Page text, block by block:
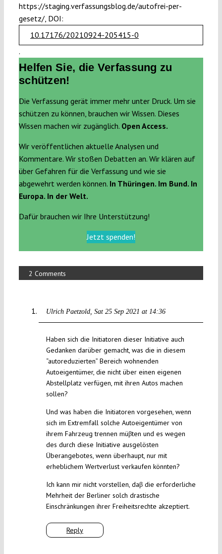
https://staging.verfassungsblog.de/autofrei-per-
gesetz/, DOI:
10.17176/20210924-205415-0
.
Helfen Sie, die Verfassung zu
schützen!
Die Verfassung gerät immer mehr unter Druck. Um sie
schützen zu können, brauchen wir Wissen. Dieses
Wissen machen wir zugänglich. Open Access.
Wir veröffentlichen aktuelle Analysen und
Kommentare. Wir stoßen Debatten an. Wir klären auf
über Gefahren für die Verfassung und wie sie
abgewehrt werden können. In Thüringen. Im Bund. In
Europa. In der Welt.
Dafür brauchen wir Ihre Unterstützung!
Jetzt spenden!
2 Comments
Ulrich Paetzold Sat 25 Sep 2021 at 14:36
Reply
Haben sich die Initiatoren dieser Initiative auch
Gedanken darüber gemacht, was die in diesem
“autoreduzierten” Bereich wohnenden
Autoeigentümer, die nicht über einen eigenen
Abstellplatz verfügen, mit ihren Autos machen
sollen?
Und was haben die Initiatoren vorgesehen, wenn
sich im Extremfall solche Autoeigentümer von
ihrem Fahrzeug trennen müβten und es wegen
des durch diese Initiative ausgelösten
Überangebotes, wenn überhaupt, nur mit
erheblichem Wertverlust verkaufen könnten?
Ich kann mir nicht vorstellen, daβ die erforderliche
Mehrheit der Berliner solch drastische
Einschränkungen ihrer Freiheitsrechte akzeptiert.